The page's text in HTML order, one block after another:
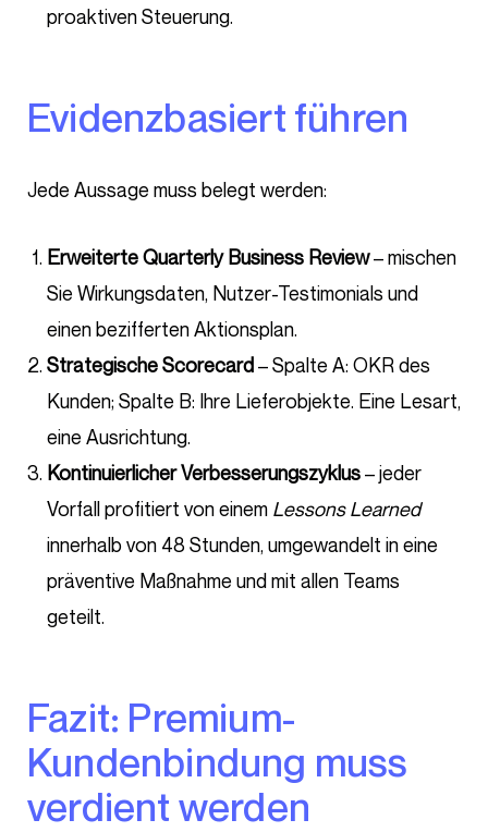
proaktiven Steuerung.
Evidenzbasiert führen
Jede Aussage muss belegt werden:
Erweiterte Quarterly Business Review– mischen
Sie Wirkungsdaten, Nutzer-Testimonials und
einen bezifferten Aktionsplan.
Strategische Scorecard– Spalte A: OKR des
Kunden; Spalte B: Ihre Lieferobjekte. Eine Lesart,
eine Ausrichtung.
Kontinuierlicher Verbesserungszyklus– jeder
Vorfall profitiert von einem Lessons Learned
innerhalb von 48 Stunden, umgewandelt in eine
präventive Maßnahme und mit allen Teams
geteilt.
Fazit: Premium-
Kundenbindung muss
verdient werden